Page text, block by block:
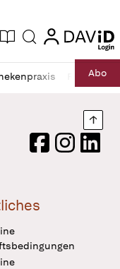
Ausgabe
Suche login
RechtAbo
FacebookInstagram